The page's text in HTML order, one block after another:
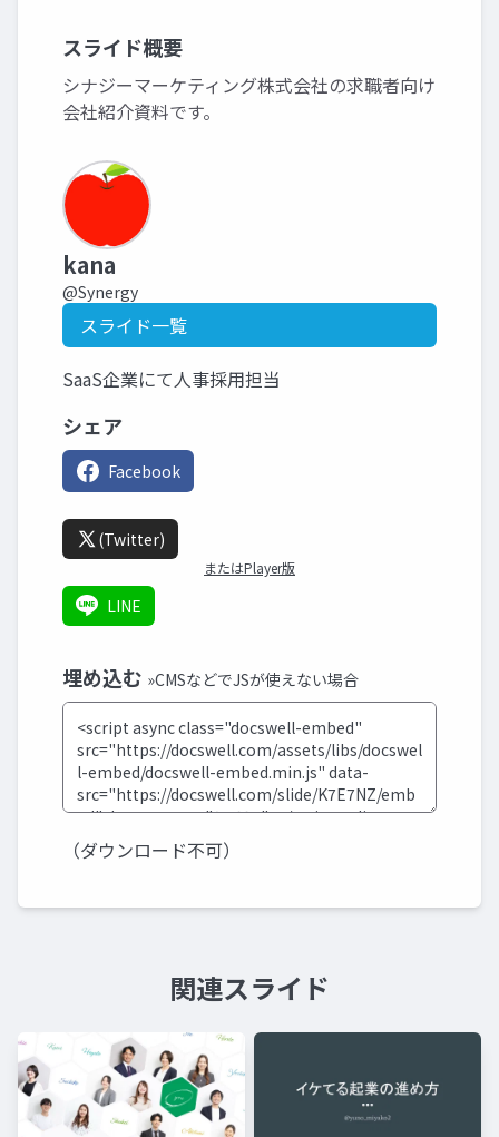
スライド概要
シナジーマーケティング株式会社の求職者向け
会社紹介資料です。
kana
@Synergy
スライド一覧
SaaS企業にて人事採用担当
シェア
Facebook
(Twitter)
またはPlayer版
LINE
埋め込む »CMSなどでJSが使えない場合
（ダウンロード不可）
関連スライド